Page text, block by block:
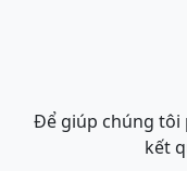
Để giúp chúng tôi
kết